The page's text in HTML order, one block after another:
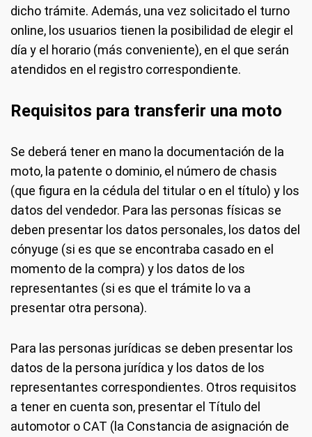
dicho trámite. Además, una vez solicitado el turno
online, los usuarios tienen la posibilidad de elegir el
día y el horario (más conveniente), en el que serán
atendidos en el registro correspondiente.
Requisitos para transferir una moto
Se deberá tener en mano la documentación de la
moto, la patente o dominio, el número de chasis
(que figura en la cédula del titular o en el título) y los
datos del vendedor. Para las personas físicas se
deben presentar los datos personales, los datos del
cónyuge (si es que se encontraba casado en el
momento de la compra) y los datos de los
representantes (si es que el trámite lo va a
presentar otra persona).
Para las personas jurídicas se deben presentar los
datos de la persona jurídica y los datos de los
representantes correspondientes. Otros requisitos
a tener en cuenta son, presentar el Título del
automotor o CAT (la Constancia de asignación de